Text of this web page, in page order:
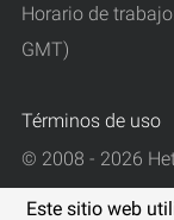
Este sitio web
Horario de
GMT)
Términos de uso
© 2008 - 2026
Todos los